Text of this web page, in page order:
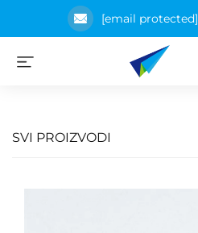
[email protected]
SVI PROIZVODI